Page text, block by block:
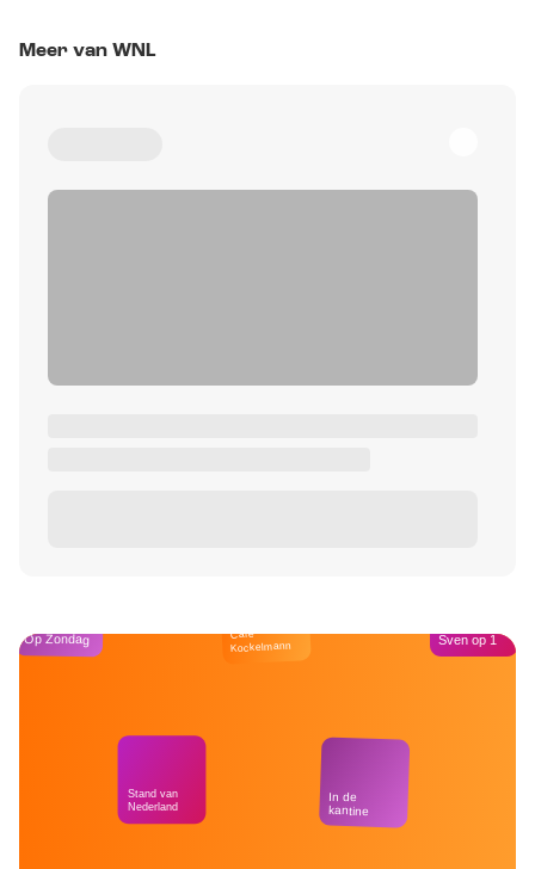
Meer van WNL
Op Zondag
Stand van
Nederland
Café
Kockelmann
In de
kantine
Sven op 1